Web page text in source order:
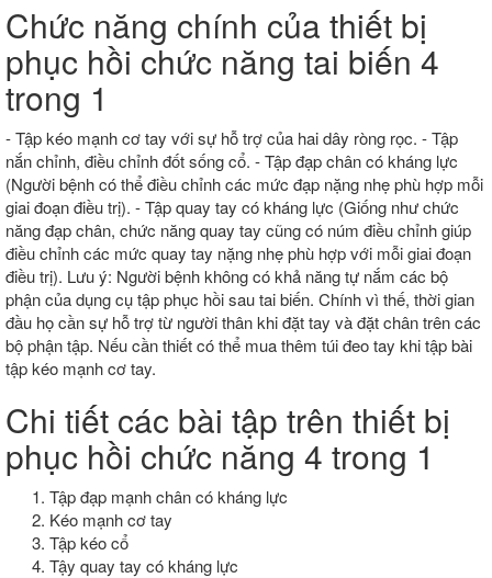
Chức năng chính của thiết bị
phục hồi chức năng tai biến 4
trong 1
- Tập kéo mạnh cơ tay với sự hỗ trợ của hai dây ròng rọc. - Tập
nắn chỉnh, điều chỉnh đốt sống cổ. - Tập đạp chân có kháng lực
(Người bệnh có thể điều chỉnh các mức đạp nặng nhẹ phù hợp mỗi
giai đoạn điều trị). - Tập quay tay có kháng lực (Giống như chức
năng đạp chân, chức năng quay tay cũng có núm điều chỉnh giúp
điều chỉnh các mức quay tay nặng nhẹ phù hợp với mỗi giai đoạn
điều trị). Lưu ý: Người bệnh không có khả năng tự nắm các bộ
phận của dụng cụ tập phục hồi sau tai biến. Chính vì thế, thời gian
đầu họ cần sự hỗ trợ từ người thân khi đặt tay và đặt chân trên các
bộ phận tập. Nếu cần thiết có thể mua thêm túi đeo tay khi tập bài
tập kéo mạnh cơ tay.
Chi tiết các bài tập trên thiết bị
phục hồi chức năng 4 trong 1
Tập đạp mạnh chân có kháng lực
Kéo mạnh cơ tay
Tập kéo cổ
Tậy quay tay có kháng lực